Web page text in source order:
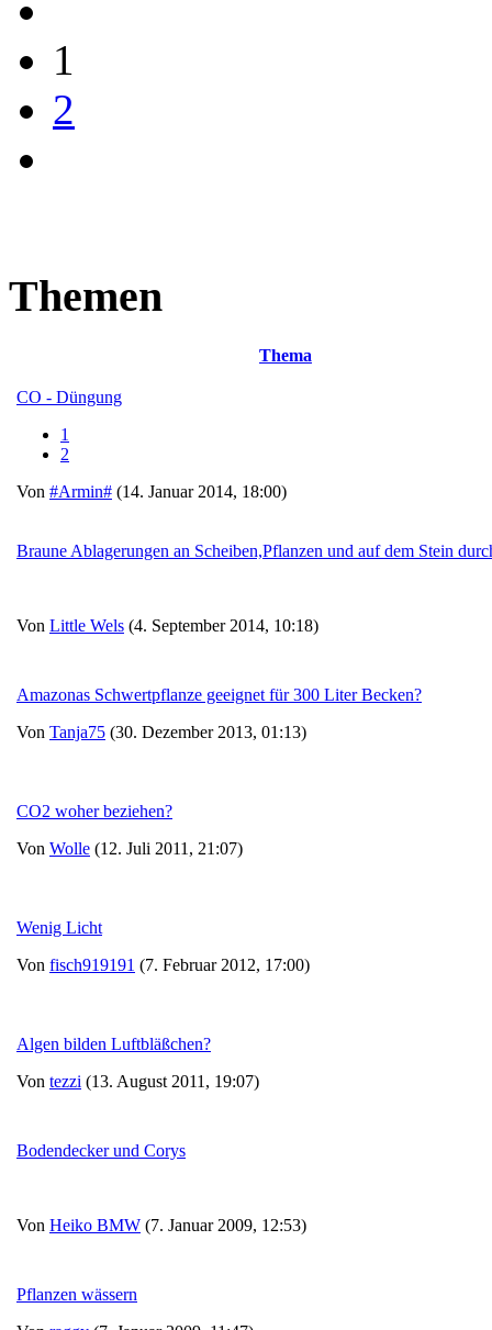
1
2
Themen
Thema
CO - Düngung
1
2
Von #Armin# (14. Januar 2014, 18:00)
Braune Ablagerungen an Scheiben,Pflanzen und auf dem Stein
Von Little Wels (4. September 2014, 10:18)
Amazonas Schwertpflanze geeignet für 300 Liter Becken?
Von Tanja75 (30. Dezember 2013, 01:13)
CO2 woher beziehen?
Von Wolle (12. Juli 2011, 21:07)
Wenig Licht
Von fisch919191 (7. Februar 2012, 17:00)
Algen bilden Luftbläßchen?
Von tezzi (13. August 2011, 19:07)
Bodendecker und Corys
Von Heiko BMW (7. Januar 2009, 12:53)
Pflanzen wässern